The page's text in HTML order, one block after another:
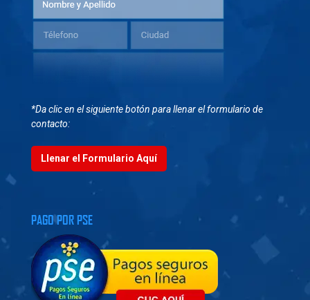
*Da clic en el siguiente botón para llenar el formulario de
contacto:
Llenar el Formulario Aquí
PAGO POR PSE